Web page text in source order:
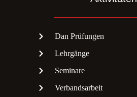
Dan Prüfungen
Lehrgänge
Seminare
Verbandsarbeit